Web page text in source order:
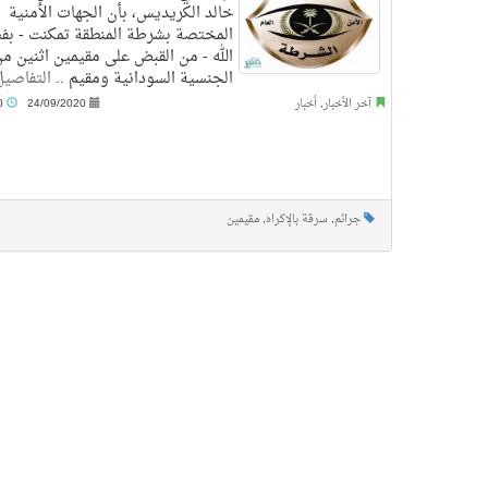
خالد الكريديس، بأن الجهات الأمنية
المختصة بشرطة المنطقة تمكنت -
الله - من القبض على مقيمين اثنين
الجنسية السودانية ومقيم ..
آخر الأخبار,أخبار 24/09/2020 3:00 م
جرائم, سرقة بالإكراه,مقيمين